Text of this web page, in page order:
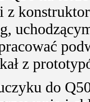
z
z
do